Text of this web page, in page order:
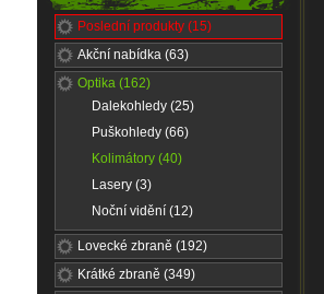
Poslední produkty (15)
Akční nabídka (63)
Optika (162)
Dalekohledy (25)
Puškohledy (66)
Kolimátory (40)
Lasery (3)
Noční vidění (12)
Lovecké zbraně (192)
Krátké zbraně (349)